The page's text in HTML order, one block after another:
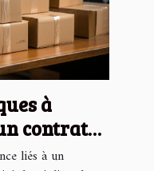
à
contrat
liés à un